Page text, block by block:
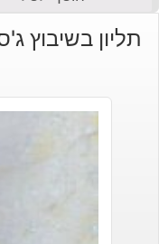
תליון בשיבוץ